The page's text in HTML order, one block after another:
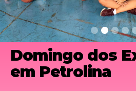
Domingo dos
em Petrolina